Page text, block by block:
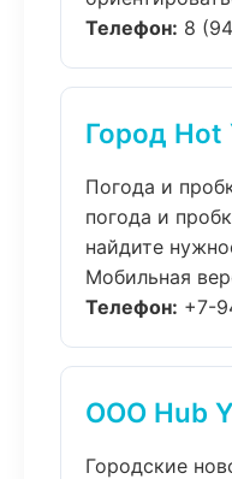
Телефон: 8
Город Hot
Погода и
погода и
найдите
Мобильная
Телефон: +7-
ООО Hub
Городские